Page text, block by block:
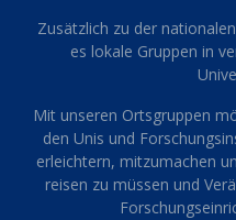
Zusätzlich zu der
es lokale Gruppen in
Mit unseren Ortsgruppen
den Unis und
erleichtern, mitzumachen
reisen zu müssen und